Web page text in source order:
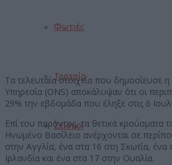
Φωτιές
Τροχαία
Σεισμοί
Τα τελευταία στοιχεία που δημοσίευσε η
Υπηρεσία (ONS) αποκάλυψαν ότι οι
29% την εβδομάδα που έληξε στις 6
Επί του παρόντος, τα θετικά κρούσματα
Ηνωμένο Βασίλειο ανέρχονται σε
στην Αγγλία, ένα στα 16 στη Σκωτία, ένα
Ιρλανδία και ένα στα 17 στην Ουαλία.